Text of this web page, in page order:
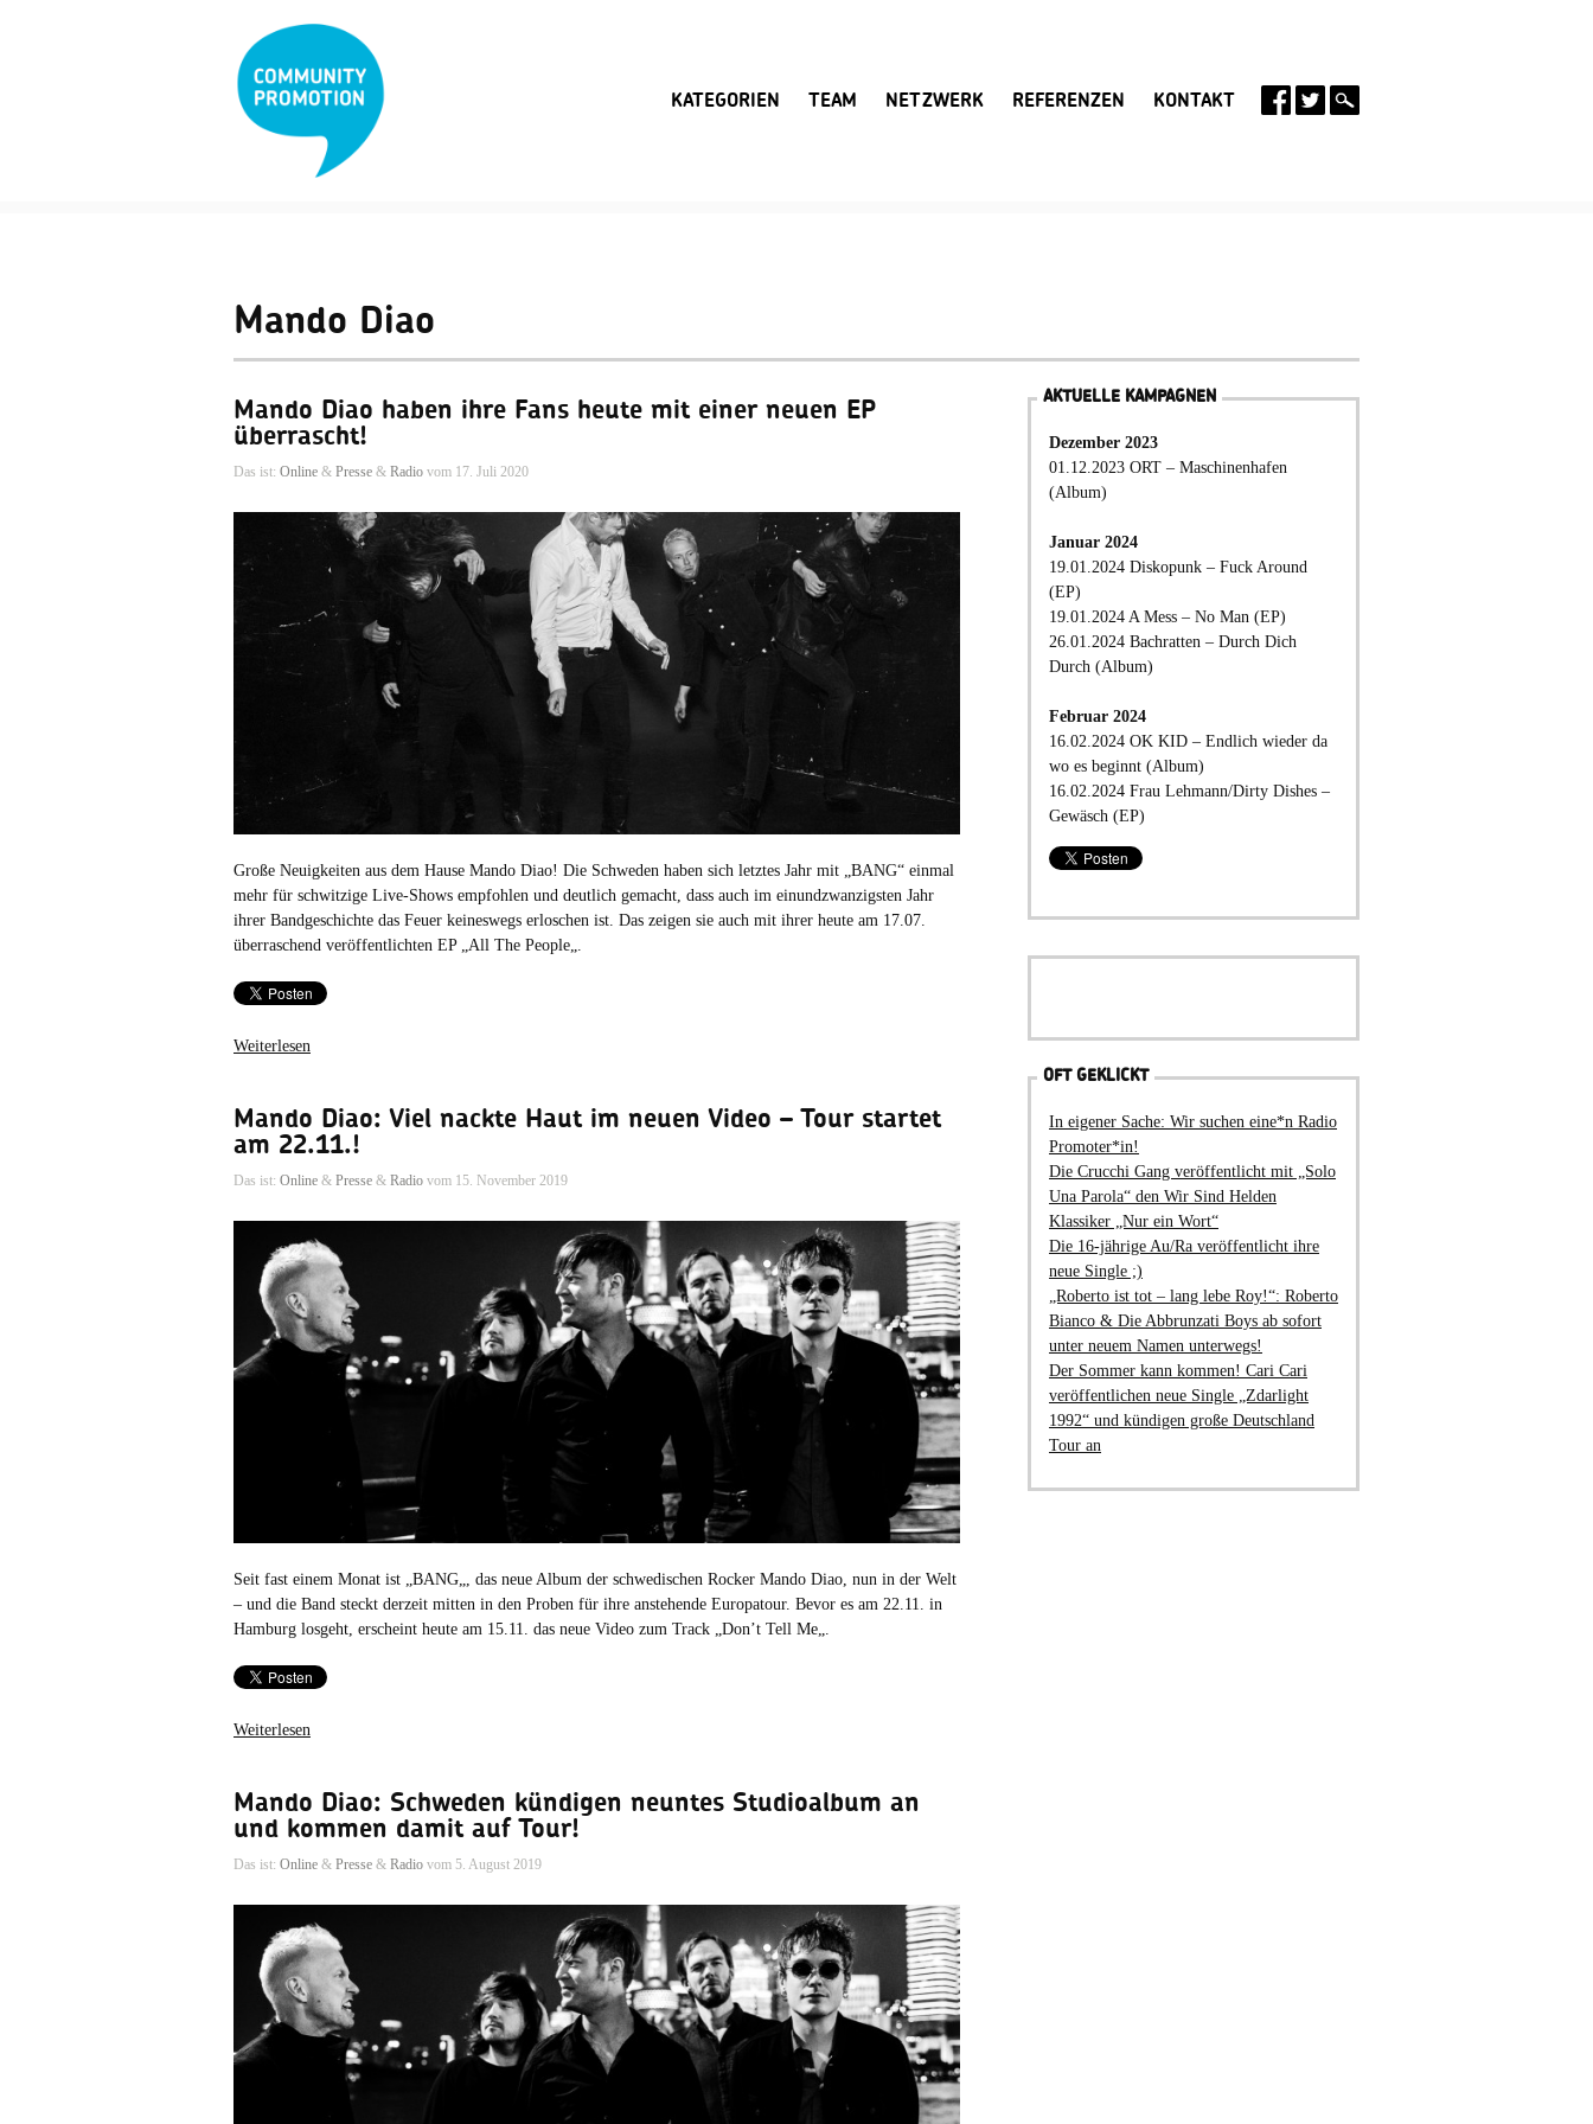
KATEGORIEN TEAM NETZWERK REFERENZEN KONTAKT
Mando Diao
Mando Diao haben ihre Fans heute mit einer neuen EP
überrascht!
Das ist: Online & Presse & Radio vom 17. Juli 2020
Große Neuigkeiten aus dem Hause Mando Diao! Die Schweden haben sich letztes Jahr mit „BANG“ einmal
mehr für schwitzige Live-Shows empfohlen und deutlich gemacht, dass auch im einundzwanzigsten Jahr
ihrer Bandgeschichte das Feuer keineswegs erloschen ist. Das zeigen sie auch mit ihrer heute am 17.07.
überraschend veröffentlichten EP „All The People„.
Weiterlesen
Mando Diao: Viel nackte Haut im neuen Video – Tour startet
am 22.11.!
Das ist: Online & Presse & Radio vom 15. November 2019
Seit fast einem Monat ist „BANG„, das neue Album der schwedischen Rocker Mando Diao, nun in der Welt
– und die Band steckt derzeit mitten in den Proben für ihre anstehende Europatour. Bevor es am 22.11. in
Hamburg losgeht, erscheint heute am 15.11. das neue Video zum Track „Don’t Tell Me„.
Weiterlesen
Mando Diao: Schweden kündigen neuntes Studioalbum an
und kommen damit auf Tour!
Das ist: Online & Presse & Radio vom 5. August 2019
AKTUELLE KAMPAGNEN
Dezember 2023
01.12.2023 ORT – Maschinenhafen
(Album)
Januar 2024
19.01.2024 Diskopunk – Fuck Around
(EP)
19.01.2024 A Mess – No Man (EP)
26.01.2024 Bachratten – Durch Dich
Durch (Album)
Februar 2024
16.02.2024 OK KID – Endlich wieder da
wo es beginnt (Album)
16.02.2024 Frau Lehmann/Dirty Dishes –
Gewäsch (EP)
OFT GEKLICKT
In eigener Sache: Wir suchen eine*n Radio
Promoter*in!
Die Crucchi Gang veröffentlicht mit „Solo
Una Parola“ den Wir Sind Helden
Klassiker „Nur ein Wort“
Die 16-jährige Au/Ra veröffentlicht ihre
neue Single ;)
„Roberto ist tot – lang lebe Roy!“: Roberto
Bianco & Die Abbrunzati Boys ab sofort
unter neuem Namen unterwegs!
Der Sommer kann kommen! Cari Cari
veröffentlichen neue Single „Zdarlight
1992“ und kündigen große Deutschland
Tour an